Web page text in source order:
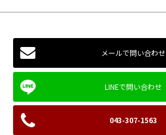
メールで問い合わせ
043-307-1563